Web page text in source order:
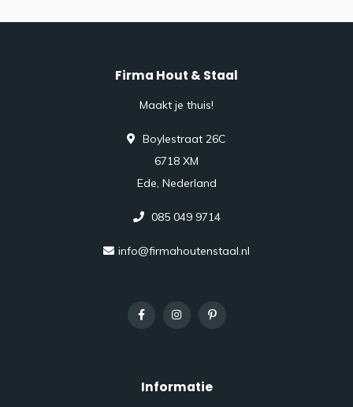
Firma Hout & Staal
Maakt je thuis!
Boylestraat 26C
6718 XM
Ede, Nederland
085 049 9714
info@firmahoutenstaal.nl
Informatie